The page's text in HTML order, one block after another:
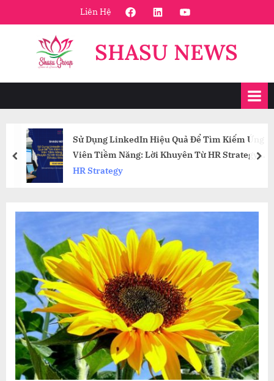
to
Liên Hệ FaceBookLinkedinYoutube
SHASU NEWS
Sử Dụng LinkedIn Hiệu Quả Để Tìm Kiếm Ứng
Viên Tiềm Năng: Lời Khuyên Từ HR Strategy
(Shasu Group)
HR Strategy
prev